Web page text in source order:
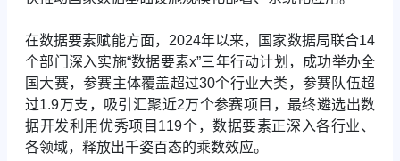
在数据要素赋能方面，2024年以来，国家数据局联合14
个部门深入实施“数据要素x”三年行动计划，成功举办全
国大赛，参赛主体覆盖超过30个行业大类，参赛队伍超
过1.9万支，吸引汇聚近2万个参赛项目，最终遴选出数
据开发利用优秀项目119个，数据要素正深入各行业、
各领域，释放出千姿百态的乘数效应。